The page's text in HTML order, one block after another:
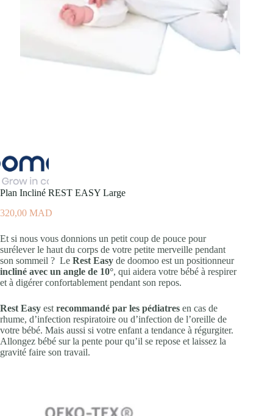
Plan Incliné REST EASY Large
320,00 MAD
Et si nous vous donnions un petit coup de pouce pour
surélever le haut du corps de votre petite merveille pendant
son sommeil ? Le Rest Easy de doomoo est un positionneur
incliné avec un angle de 10°, qui aidera votre bébé à respirer
et à digérer confortablement pendant son repos.
Rest Easy est recommandé par les pédiatres en cas de
rhume, d’infection respiratoire ou d’infection de l’oreille de
votre bébé. Mais aussi si votre enfant a tendance à régurgiter.
Allongez bébé sur la pente pour qu’il se repose et laissez la
gravité faire son travail.